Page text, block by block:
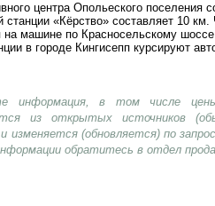
центра Опольеского поселения
«Кёрство» составляет 10
на машине по Красносельскому
в городе Кингисепп курсируют
информация, в том числе
из открытых источников
изменяется (обновляется) по
обратитесь в отдел